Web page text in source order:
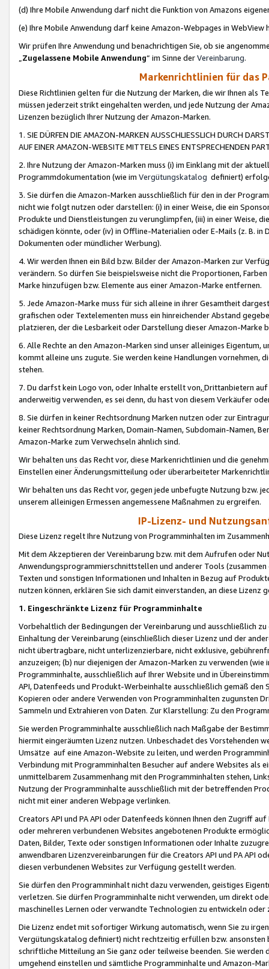
(d) Ihre Mobile Anwendung darf nicht die Funktion von Amazons
(e) Ihre Mobile Anwendung darf keine Amazon-Webpages in WebView
Wir prüfen Ihre Anwendung und benachrichtigen Sie, ob sie
„Zugelassene Mobile Anwendung“ im Sinne derVereinbarung.
Markenrichtlinien für das
Diese Richtlinien gelten für die Nutzung der Marken, die wir Ihnen als
müssen jederzeit strikt eingehalten werden, und jede Nutzung der
Lizenzen bezüglich Ihrer Nutzung der Amazon-Marken.
1. SIE DÜRFEN DIE AMAZON-MARKEN AUSSCHLIESSLICH DURCH
AUF EINER AMAZON-WEBSITE MITTELS EINES ENTSPRECHENDEN
2. Ihre Nutzung der Amazon-Marken muss (i) im Einklang mit der
Programmdokumentation (wie im Vergütungskatalog definiert)
3. Sie dürfen die Amazon-Marken ausschließlich für den in der
nicht wie folgt nutzen oder darstellen: (i) in einer Weise, die ein
Produkte und Dienstleistungen zu verunglimpfen, (iii) in einer Weise,
schädigen könnte, oder (iv) in Offline-Materialien oder E-Mails (z. B. in
Dokumenten oder mündlicher Werbung).
4. Wir werden Ihnen ein Bild bzw. Bilder der Amazon-Marken zur
verändern. So dürfen Sie beispielsweise nicht die Proportionen,
Marke hinzufügen bzw. Elemente aus einer Amazon-Marke entfernen.
5. Jede Amazon-Marke muss für sich alleine in ihrer Gesamtheit
grafischen oder Textelementen muss ein hinreichender Abstand
platzieren, der die Lesbarkeit oder Darstellung dieser Amazon-Marke
6. Alle Rechte an den Amazon-Marken sind unser alleiniges
kommt alleine uns zugute. Sie werden keine Handlungen vornehmen,
stehen.
7. Du darfst kein Logo von, oder Inhalte erstellt von,Drittanbietern auf
anderweitig verwenden, es sei denn, du hast von diesem Verkäufer
8. Sie dürfen in keiner Rechtsordnung Marken nutzen oder zur
keiner Rechtsordnung Marken, Domain-Namen, Subdomain-Namen,
Amazon-Marke zum Verwechseln ähnlich sind.
Wir behalten uns das Recht vor, diese Markenrichtlinien und die
Einstellen einer Änderungsmitteilung oder überarbeiteter
Wir behalten uns das Recht vor, gegen jede unbefugte Nutzung bzw.
unserem alleinigen Ermessen angemessene Maßnahmen zu ergreifen.
IP-Lizenz- und
Diese Lizenz regelt Ihre Nutzung von Programminhalten im
Mit dem Akzeptieren der Vereinbarung bzw. mit dem Aufrufen oder
Anwendungsprogrammierschnittstellen und anderer Tools (zusammen
Texten und sonstigen Informationen und Inhalten in Bezug auf
nutzen können, erklären Sie sich damit einverstanden, an diese Lizenz
1. Eingeschränkte Lizenz für Programminhalte
Vorbehaltlich der Bedingungen der Vereinbarung und ausschließlich
Einhaltung der Vereinbarung (einschließlich dieser Lizenz und der
nicht übertragbare, nicht unterlizenzierbare, nicht exklusive,
anzuzeigen; (b) nur diejenigen der Amazon-Marken zu verwenden
Programminhalte, ausschließlich auf Ihrer Website und in
API, Datenfeeds und Produkt-Werbeinhalte ausschließlich gemäß
Kopieren oder andere Verwenden von Programminhalten zugunsten
Sammeln und Extrahieren von Daten. Zur Klarstellung: Zu den
Sie werden Programminhalte ausschließlich nach Maßgabe der
hiermit eingeräumten Lizenz nutzen. Unbeschadet des Vorstehenden
Umsätze auf eine Amazon-Website zu leiten, und werden
Verbindung mit Programminhalten Besucher auf andere Websites als
unmittelbarem Zusammenhang mit den Programminhalten stehen,
Nutzung der Programminhalte ausschließlich mit der betreffenden
nicht mit einer anderen Webpage verlinken.
Creators API und PA API oder Datenfeeds können Ihnen den Zugriff
oder mehreren verbundenen Websites angebotenen Produkte
Daten, Bilder, Texte oder sonstigen Informationen oder Inhalte
anwendbaren Lizenzvereinbarungen für die Creators API und PA API
diesen verbundenen Websites zur Verfügung gestellt werden.
Sie dürfen den Programminhalt nicht dazu verwenden, geistiges
verletzen. Sie dürfen Programminhalte nicht verwenden, um direkt
maschinelles Lernen oder verwandte Technologien zu entwickeln
Die Lizenz endet mit sofortiger Wirkung automatisch, wenn Sie zu
Vergütungskatalog definiert) nicht rechtzeitig erfüllen bzw. ansonsten
schriftliche Mitteilung an Sie ganz oder teilweise beenden. Sie werden
umgehend einstellen und sämtliche Programminhalte und Amazon-